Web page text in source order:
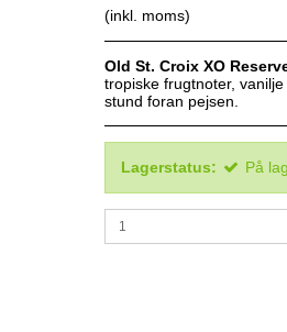
(inkl. moms)
Old St. Croix XO
tropiske frugtnoter,
stund foran pejsen.
Lagerstatus: På